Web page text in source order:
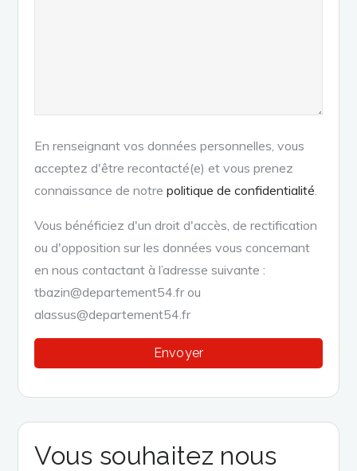
En renseignant vos données personnelles, vous
acceptez d'être recontacté(e) et vous prenez
connaissance de notrepolitique de confidentialité
Vous bénéficiez d'un droit d'accès, de rectification
ou d'opposition sur les données vous concernant
en nous contactant à l’adresse suivante :
tbazin@departement54.fr ou
alassus@departement54.fr
Vous souhaitez nous